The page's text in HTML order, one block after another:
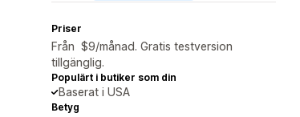
Priser
Från $9/månad. Gratis testversion
tillgänglig.
Populärt i butiker som din
Baserat i USA
Betyg